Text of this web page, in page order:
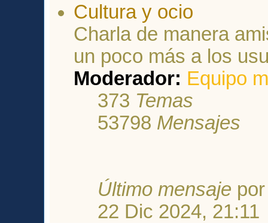
Cultura y ocio
Charla de manera
un poco más a los
Moderador: Equipo
373 Temas
53798 Mensajes
Último mensaje
22 Dic 2024, 21:11